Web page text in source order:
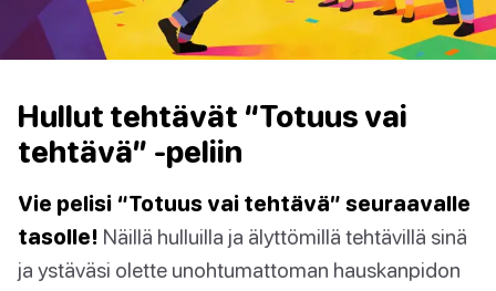
Hullut tehtävät “Totuus vai
tehtävä” -peliin
Vie pelisi “Totuus vai tehtävä” seuraavalle
tasolle! Näillä hulluilla ja älyttömillä tehtävillä sinä
ja ystäväsi olette unohtumattoman hauskanpidon